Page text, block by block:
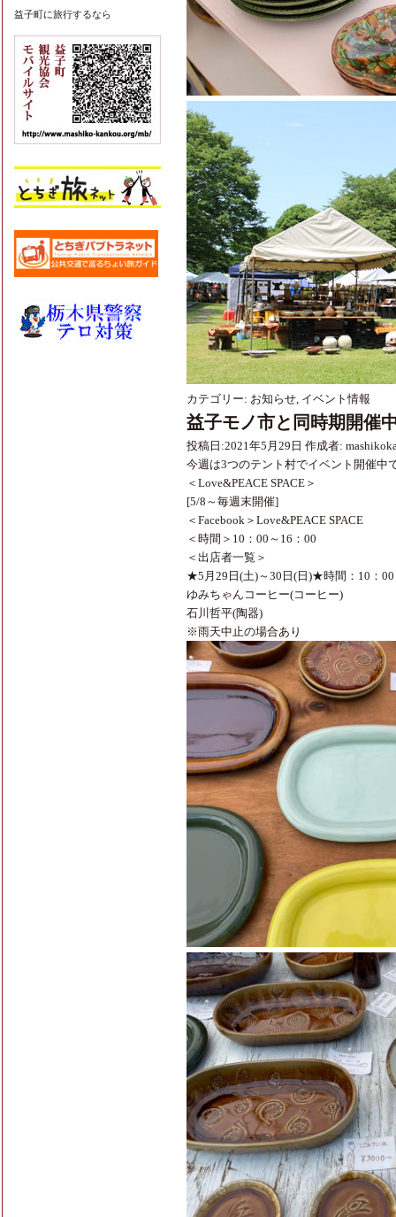
益子町 に旅行するなら
カテゴリー: お知らせ, イベント情報
益子モノ市と同時期開催
投稿日:2021年5月29日 作成者:
今週は3つのテント村でイベント開催中
＜Love&PEACE SPACE＞
[5/8～毎週末開催]
＜Facebook＞ Love&PEACE SPACE
＜時間＞10：00～16：00
＜出店者一覧＞
★5月29日(土)～30日(日)★時間：10：00
ゆみちゃんコーヒー(コーヒー)
石川哲平(陶器)
※雨天中止の場合あり